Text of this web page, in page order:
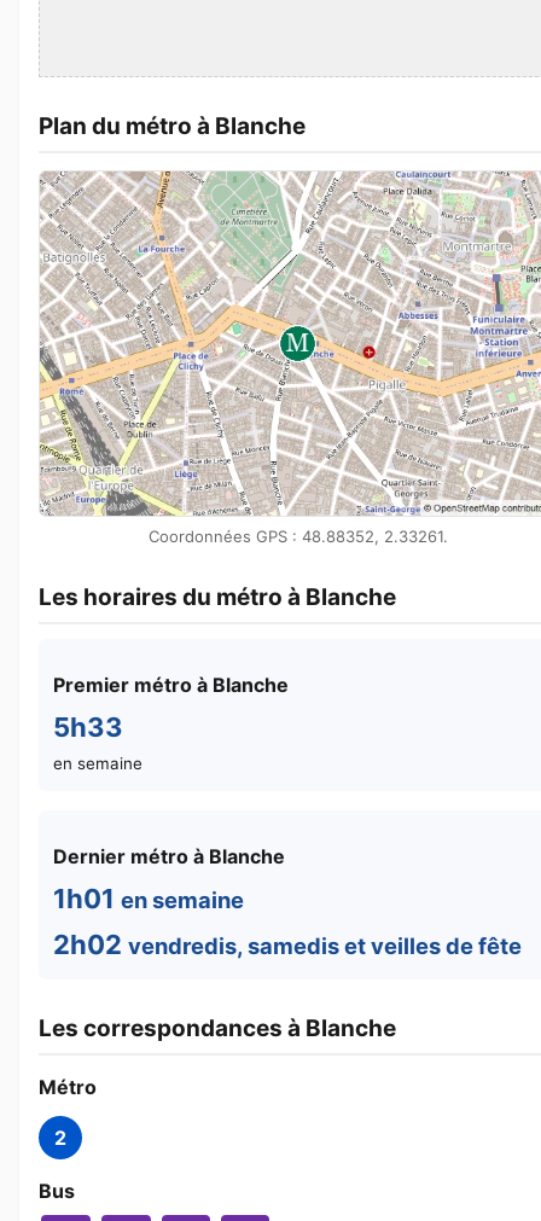
Plan du métro à Blanche
Coordonnées GPS : 48.88352, 2.33261.
Les horaires du métro à Blanche
Premier métro à Blanche
5h33
en semaine
Dernier métro à Blanche
1h01 en semaine
2h02 vendredis, samedis et veilles de fête
Les correspondances à Blanche
Métro
2
Bus